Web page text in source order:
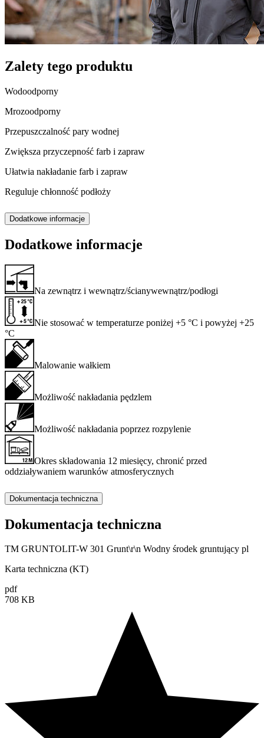
Zalety tego produktu
Wodoodporny
Mrozoodporny
Przepuszczalność pary wodnej
Zwiększa przyczepność farb i zapraw
Ułatwia nakładanie farb i zapraw
Reguluje chłonność podłoży
Dodatkowe informacje
Dodatkowe informacje
Na zewnątrz i wewnątrz/ścianywewnątrz/podłogi
Nie stosować w temperaturze poniżej +5 °C i powyżej +25
°C
Malowanie wałkiem
Możliwość nakładania pędzlem
Możliwość nakładania poprzez rozpylenie
Okres składowania 12 miesięcy, chronić przed
oddziaływaniem warunków atmosferycznych
Dokumentacja techniczna
Dokumentacja techniczna
TM GRUNTOLIT-W 301 Grunt\r\n Wodny środek gruntujący pl
Karta techniczna (KT)
pdf
708 KB